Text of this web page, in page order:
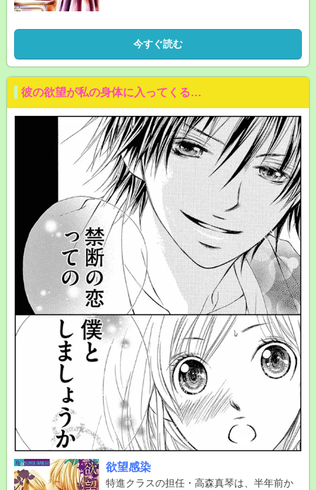
今すぐ読む
彼の欲望が私の身体に入ってくる…
欲望感染
特進クラスの担任・高森真琴は、半年前か